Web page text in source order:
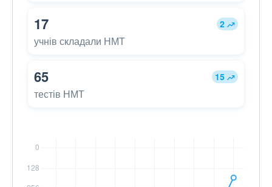
17 2
учнів складали НМТ
65 15
тестів НМТ